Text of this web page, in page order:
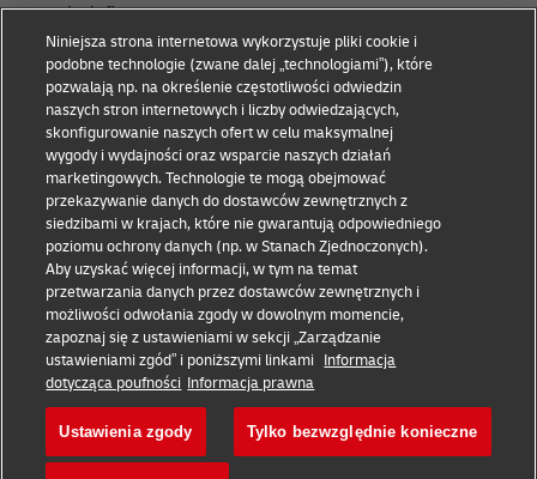
małych firm
Porady dotyczące e-
commerce
Eksperckie porady B2B
Porady logistyczne
Wiedza i inspiracje
Wysyłka z DHL
Skontaktuj się z nami
Centrum prasowe
Zrównoważony rozwój
Informacje prawne
Warunki korzystania
Polityka prywatności
Ciasteczka
Śledź nas
Niniejsza strona internetowa wykorzystuje pliki cookie i
podobne technologie (zwane dalej „technologiami”), które
pozwalają np. na określenie częstotliwości odwiedzin
naszych stron internetowych i liczby odwiedzających,
skonfigurowanie naszych ofert w celu maksymalnej
wygody i wydajności oraz wsparcie naszych działań
marketingowych. Technologie te mogą obejmować
przekazywanie danych do dostawców zewnętrznych z
siedzibami w krajach, które nie gwarantują odpowiedniego
poziomu ochrony danych (np. w Stanach Zjednoczonych).
Aby uzyskać więcej informacji, w tym na temat
przetwarzania danych przez dostawców zewnętrznych i
możliwości odwołania zgody w dowolnym momencie,
zapoznaj się z ustawieniami w sekcji „Zarządzanie
ustawieniami zgód” i poniższymi linkami Informacja
dotycząca poufności Informacja prawna
Ustawienia zgody Tylko bezwzględnie konieczne